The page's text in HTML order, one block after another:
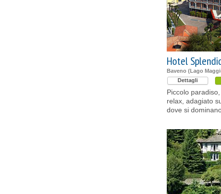
Hotel
Baveno (Lago
Dettagli
Piccolo
relax, adagiato
dove si